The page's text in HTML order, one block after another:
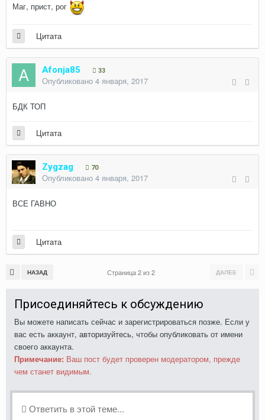
Маг, прист, рог
Цитата
Afonja85 33
Опубликовано 4 января, 2017
БДК ТОП
Цитата
Zygzag 70
Опубликовано 4 января, 2017
ВСЕ ГАВНО
Цитата
НАЗАД ДАЛЕЕ
Страница 2 из 2
Присоединяйтесь к обсуждению
Вы можете написать сейчас и зарегистрироваться позже. Если у
вас есть аккаунт, авторизуйтесь, чтобы опубликовать от имени
своего аккаунта.
Примечание: Ваш пост будет проверен модератором, прежде
чем станет видимым.
Ответить в этой теме...